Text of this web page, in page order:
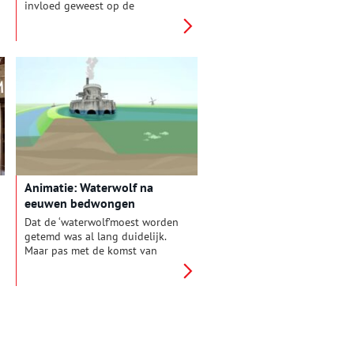
invloed geweest op de
hoogtepunt ‘zijn’ beroemde
grondwetsherziening van 1848.
Ook heeft hij zich als jurist en
als politicus actief bemoeid met
waterschappen en de toekomst
van de Haarlemmermeerpolder.
Animatie: Waterwolf na
eeuwen bedwongen
Dat de ‘waterwolf’moest worden
getemd was al lang duidelijk.
Maar pas met de komst van